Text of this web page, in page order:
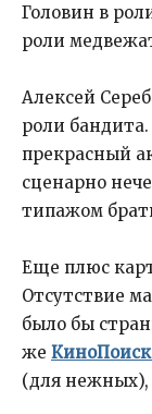
Головин в
роли
Алексей
роли
прекрасный
сценарно
типажом
Еще плюс
Отсутствие
было бы
же
(для нежных),